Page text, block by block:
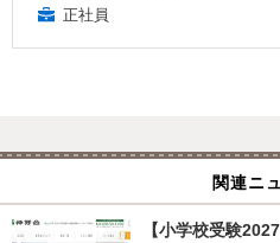
正社員
関連ニ
【小学校受験